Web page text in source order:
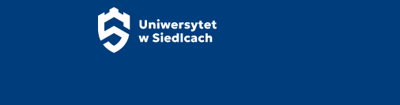
Panel zarządzania plikami cookies
Uniwersytet